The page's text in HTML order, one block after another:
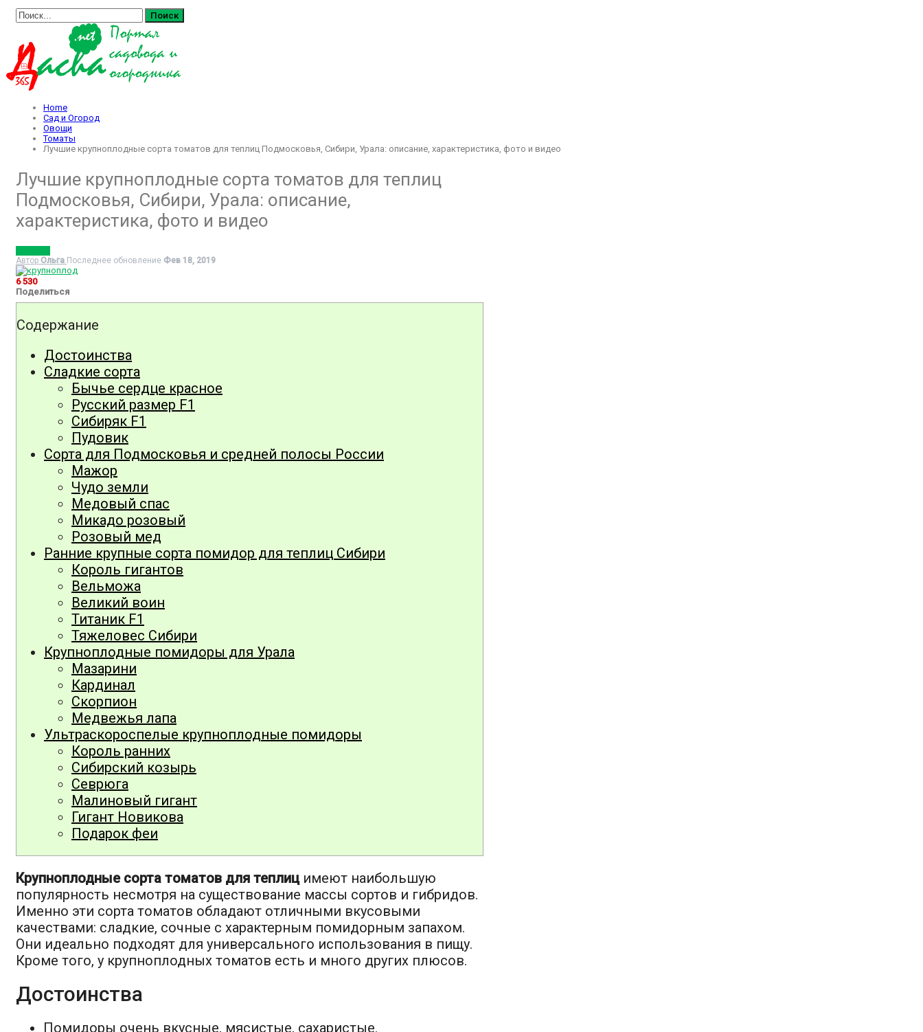
Home
Сад и Огород
Овощи
Томаты
Лучшие крупноплодные сорта томатов для теплиц Подмосковья, Сибири, Урала: описание, характеристика, фото и видео
Лучшие крупноплодные сорта томатов для теплиц
Подмосковья, Сибири, Урала: описание,
характеристика, фото и видео
Автор Ольга Последнее обновление Фев 18, 2019
6 530
Поделиться
Содержание
Достоинства
Сладкие сорта
Бычье сердце красное
Русский размер F1
Сибиряк F1
Пудовик
Сорта для Подмосковья и средней полосы России
Мажор
Чудо земли
Медовый спас
Микадо розовый
Розовый мед
Ранние крупные сорта помидор для теплиц Сибири
Король гигантов
Вельможа
Великий воин
Титаник F1
Тяжеловес Сибири
Крупноплодные помидоры для Урала
Мазарини
Кардинал
Скорпион
Медвежья лапа
Ультраскороспелые крупноплодные помидоры
Король ранних
Сибирский козырь
Севрюга
Малиновый гигант
Гигант Новикова
Подарок феи
Крупноплодные сорта томатов для теплицимеют наибольшую
популярность несмотря на существование массы сортов и гибридов.
Именно эти сорта томатов обладают отличными вкусовыми
качествами: сладкие, сочные с характерным помидорным запахом.
Они идеально подходят для универсального использования в пищу.
Кроме того, у крупноплодных томатов есть и много других плюсов.
Достоинства
Помидоры очень вкусные, мясистые, сахаристые.